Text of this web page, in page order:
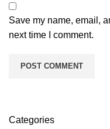
Save my name, email,
next time I comment.
Categories